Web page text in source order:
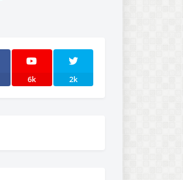
6k 2k